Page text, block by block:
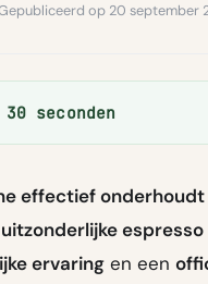
op 20 september
seconden
effectief onderhoudt
uitzonderlijke espresso
ervaring en een